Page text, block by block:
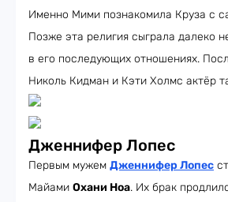
Именно Мими познакомила Круза с
Позже эта религия сыграла далеко
в его последующих отношениях.
Николь Кидман и Кэти Холмс актёр
Дженнифер Лопес
Первым мужем Дженнифер Лопес
Майами Охани Ноа. Их брак